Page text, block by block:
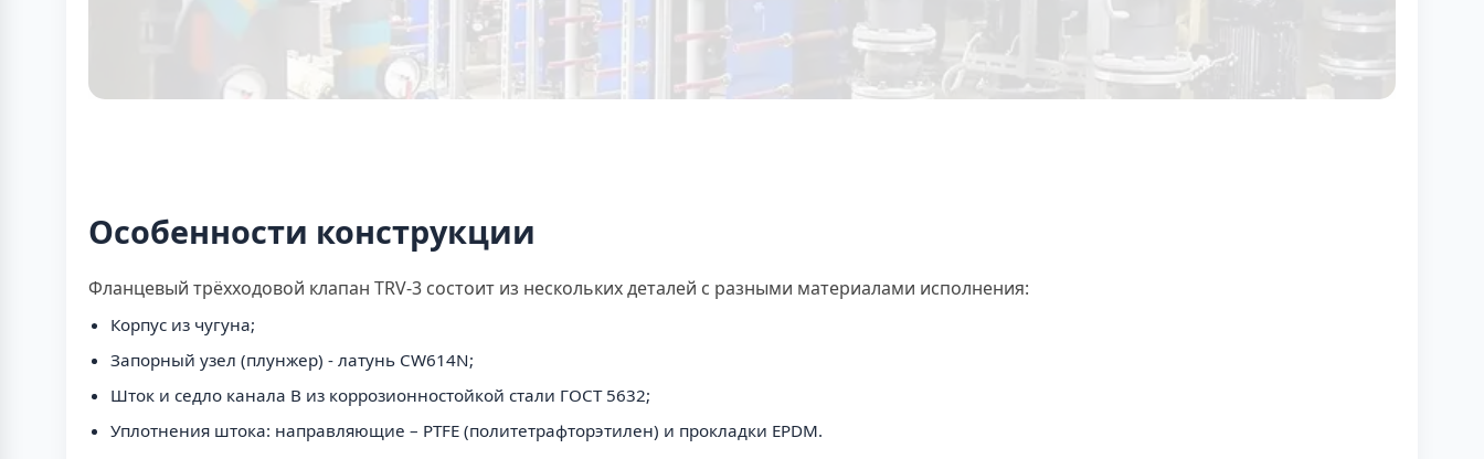
Особенности конструкции
Фланцевый трёхходовой клапан TRV-3 состоит из нескольких деталей с разными материалами исполнения:
Корпус из чугуна;
Запорный узел (плунжер) - латунь CW614N;
Шток и седло канала B из коррозионностойкой стали ГОСТ 5632;
Уплотнения штока: направляющие – PTFE (политетрафторэтилен) и прокладки EPDM.